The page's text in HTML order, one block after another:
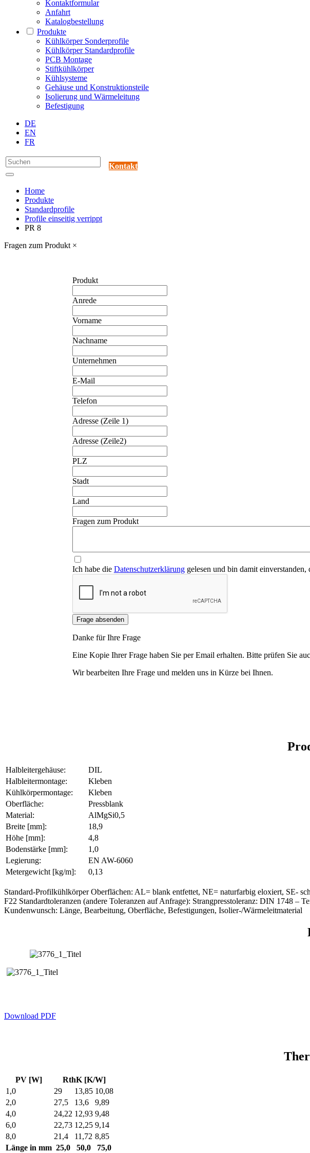
Kontaktformular
Anfahrt
Katalogbestellung
Produkte
Kühlkörper Sonderprofile
Kühlkörper Standardprofile
PCB Montage
Stiftkühlkörper
Kühlsysteme
Gehäuse und Konstruktionsteile
Isolierung und Wärmeleitung
Befestigung
DE
EN
FR
Kontakt
Home
Produkte
Standardprofile
Profile einseitig verrippt
PR 8
Fragen zum Produkt ×
Produkt
Anrede
Vorname
Nachname
Unternehmen
E-Mail
Telefon
Adresse (Zeile 1)
Adresse (Zeile2)
PLZ
Stadt
Land
Fragen zum Produkt
Ich habe die Datenschutzerklärunggelesen und bin damit
Frage absenden
Danke für Ihre Frage
Eine Kopie Ihrer Frage haben Sie per Email erhalten. Bitte prüfen Sie
Wir bearbeiten Ihre Frage und melden uns in Kürze bei Ihnen.
Halbleitergehäuse:
DIL
Halbleitermontage:
Kleben
Kühlkörpermontage:
Kleben
Oberfläche:
Pressblank
Material:
AlMgSi0,5
Breite [mm]:
18,9
Höhe [mm]:
4,8
Bodenstärke [mm]:
1,0
Legierung:
EN AW-6060
Metergewicht [kg/m]:
0,13
Standard-Profilkühlkörper Oberflächen: AL= blank entfettet, NE= naturfarbig eloxiert, SE-
F22 Standardtoleranzen (andere Toleranzen auf Anfrage): Strangpresstoleranz: DIN 1748
Kundenwunsch: Länge, Bearbeitung, Oberfläche, Befestigungen, Isolier-/Wärmeleitmaterial
Download PDF
PV [W]
RthK [K/W]
1,0
29 13,85 10,08
2,0
27,5 13,6
9,89
4,0
24,22 12,93 9,48
6,0
22,73 12,25 9,14
8,0
21,4 11,72 8,85
Länge in mm 25,0 50,0 75,0